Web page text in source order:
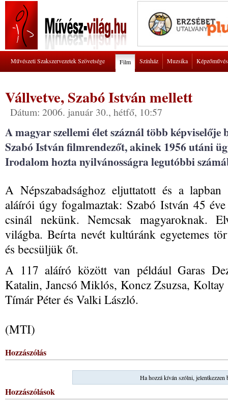
Művészeti Szakszervezetek Szövetsége Film Színház Muzsika
Vállvetve, Szabó István mellett
Dátum: 2006. január 30., hétfő, 10:57
A magyar szellemi élet száznál több
Szabó István filmrendezőt, akinek 1956 utáni
Irodalom hozta nyilvánosságra legutóbbi
A Népszabadsághoz eljuttatott és a
aláírói úgy fogalmaztak: Szabó István 45
csinál nekünk. Nemcsak magyaroknak.
világba. Beírta nevét kultúránk egyetemes
és becsüljük őt.
A 117 aláíró között van például Garas
Katalin, Jancsó Miklós, Koncz Zsuzsa,
Tímár Péter és Valki László.
(MTI)
Hozzászólás
Ha hozzá kíván szólni, jelentkezzen
Hozzászólások